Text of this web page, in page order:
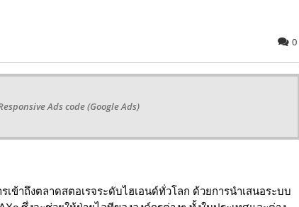
0
Ads code (Google Ads)
เข้าถึงตลาดสตอเรจระดับไฮเอนด์ทั่วโลก ด้วยการนำเสนอระบบ